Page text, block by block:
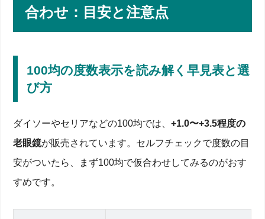
合わせ：目安と注意点
100均の度数表示を読み解く早見表と選
び方
ダイソーやセリアなどの100均では、+1.0〜+3.5程度の
老眼鏡が販売されています。セルフチェックで度数の目
安がついたら、まず100均で仮合わせしてみるのがおす
すめです。
まず知っておきたい！老眼の症状と老眼鏡度数の基礎
知識